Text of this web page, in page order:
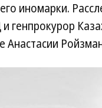
иномарки.
генпрокурор